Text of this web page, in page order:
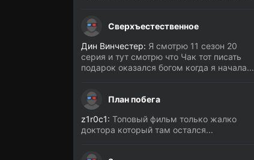
Сверхъестественное
Дин Винчестер: Я смотрю 11 сезон 20
серия и тут смотрю что Чак тот писать
подарок оказался богом когда я начала...
План побега
z1r0c1: Топовый фильм только жалко
доктора который там остался...